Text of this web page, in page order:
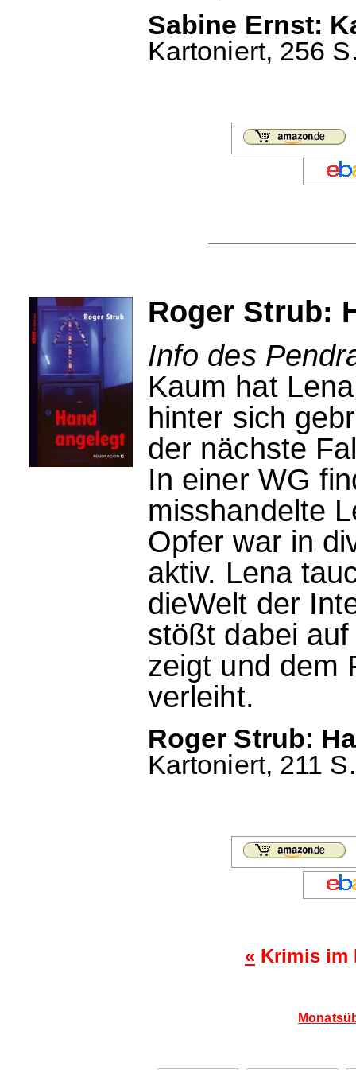
Sabine Ernst:
Kartoniert, 256
Roger Strub:
Info des
Kaum hat
hinter sich
der nächste
In einer WG
misshandelte
Opfer war in
aktiv. Lena
dieWelt der
stößt dabei
zeigt und dem
verleiht.
Roger Strub:
Kartoniert, 211
« Krimis im